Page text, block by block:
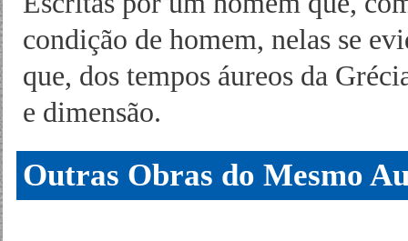
condição de homem, nelas se
que, dos tempos áureos da
e dimensão.
Outras Obras do Mesmo